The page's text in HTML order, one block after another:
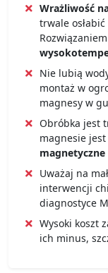
Wrażliwość
trwale
Nie lubią
montaż w
magnesy w
Obróbka jest
magnesie
magnetyczne
Uważaj na
interwencji
diagnostyce
Wysoki koszt
ich minus,